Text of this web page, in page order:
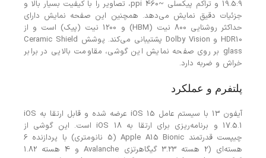
19.5:9 و تراکم پیکسلی ~460 ppi، تصاویر را با کیفیت بسیار بالا و
جزئیات دقیق نمایش می‌دهد. همچنین این صفحه نمایش دارای
حداکثر روشنایی 800 نیت (HBM) و 1200 نیت (پیک) است و از
HDR10 و Dolby Vision پشتیبانی می‌کند. پوشش Ceramic Shield
glass بر روی صفحه نمایش این گوشی، مقاومت بالایی در برابر
خراش و ضربه دارد.
پلتفرم و عملکرد
آیفون 13 با سیستم عامل iOS 15 عرضه شده و قابل ارتقا به iOS
17.5.1 و برنامه‌ریزی برای ارتقا به iOS 18 است. این گوشی از
چیپست قدرتمند Apple A15 Bionic (5 نانومتری) با پردازنده 6
هسته‌ای (2 هسته 3.23 گیگاهرتزی Avalanche و 4 هسته 1.82